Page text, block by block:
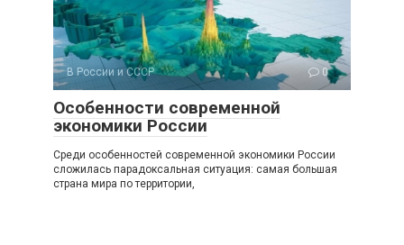
В России и СССР 0
Особенности современной
экономики России
Среди особенностей современной экономики России
сложилась парадоксальная ситуация: самая большая
страна мира по территории,